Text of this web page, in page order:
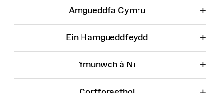
Amgueddfa Cymru +
Ein Hamgueddfeydd +
Ymunwch â Ni +